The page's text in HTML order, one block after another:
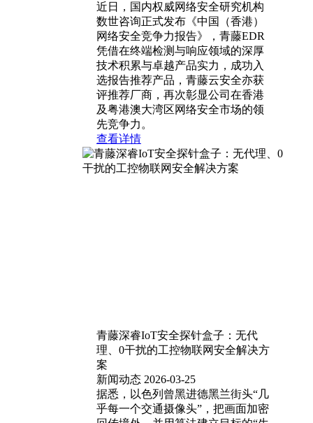
近日，国内权威网络安全研究机构
数世咨询正式发布《中国（香港）
网络安全竞争力报告》，青藤EDR
凭借在终端检测与响应领域的深厚
技术积累与卓越产品实力，成功入
选报告推荐产品，青藤云安全亦获
评推荐厂商，再次彰显公司在香港
及粤港澳大湾区网络安全市场的领
先竞争力。
查看详情
青藤深睿IoT安全探针盒子：无代
理、0干扰的工控物联网安全解决方
案
新闻动态 2026-03-25
据悉，以色列曾黑进德黑兰街头“几
乎每一个交通摄像头”，把画面加密